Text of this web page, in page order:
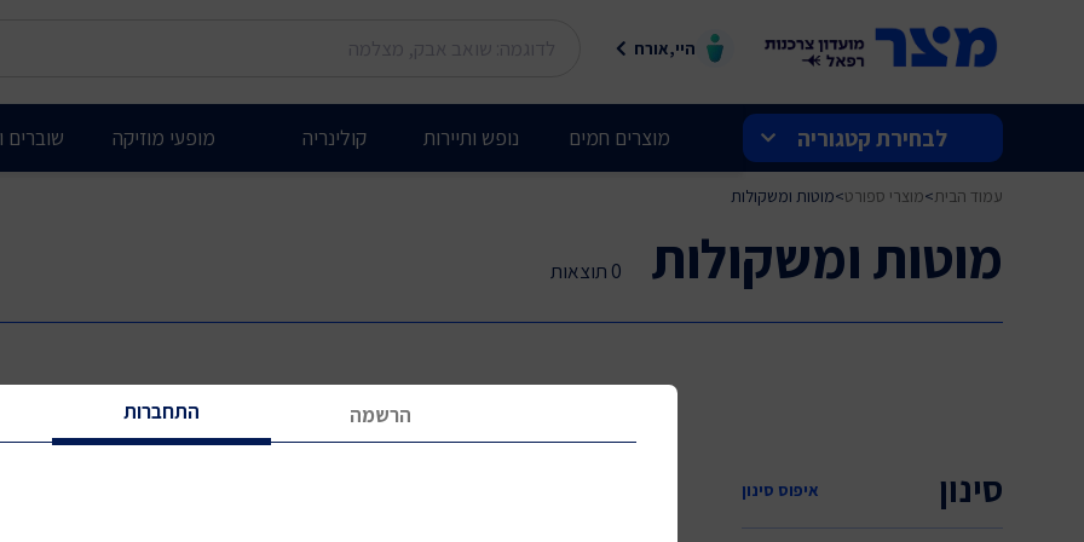
היי,אורח
לבחירת קטגוריה
בלעדי למצר
שוברים ותווי קנייה
נופש ותיירות קולינריה מופעי מוזיקה שוברים מוצרים חמים
התחברות הרשמה
עמוד הבית>מוצרי ספורט>מוטות ומשקולות
מוטות ומשקולות 0 תוצאות
סינון איפוס סינון